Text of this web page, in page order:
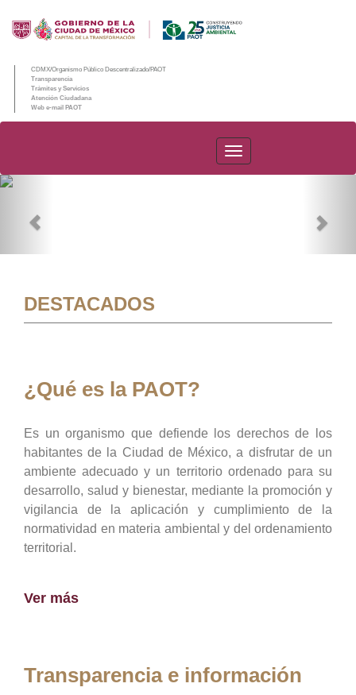
CDMX/Organismo Público Descentralizado/PAOT
Transparencia
Trámites y Servicios
Atención Ciudadana
Web e-mail PAOT
PAOT
DESTACADOS
¿Qué es la PAOT?
Es un organismo que defiende los derechos de los
habitantes de la Ciudad de México, a disfrutar de un
ambiente adecuado y un territorio ordenado para su
desarrollo, salud y bienestar, mediante la promoción y
vigilancia de la aplicación y cumplimiento de la
normatividad en materia ambiental y del ordenamiento
territorial.
Ver más
Transparencia e información